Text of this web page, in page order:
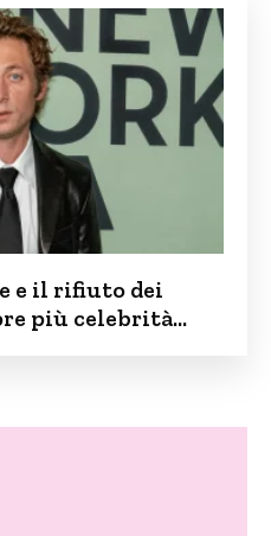
e il rifiuto dei
più celebrità